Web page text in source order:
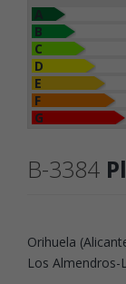
B
C
D
E
F
G
B-3384
Orihuela
Los